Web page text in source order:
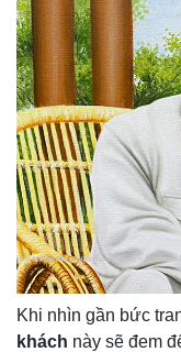
Khi nhìn gần bức
khách này sẽ đem